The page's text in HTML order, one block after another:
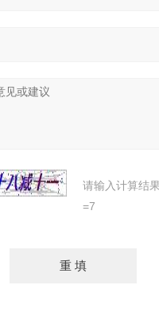
请输入计算结
=7